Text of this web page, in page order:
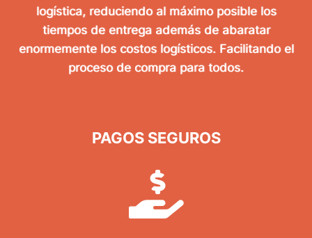
logística, reduciendo al máximo posible los
tiempos de entrega además de abaratar
enormemente los costos logísticos. Facilitando el
proceso de compra para todos.
PAGOS SEGUROS